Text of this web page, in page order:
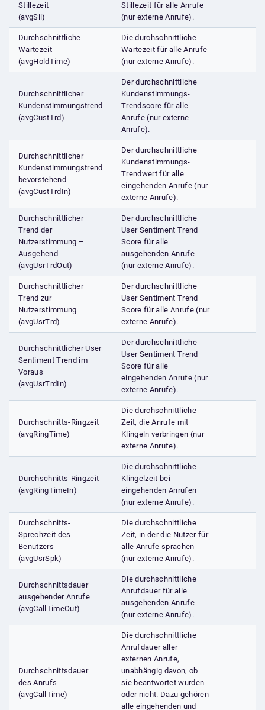
Stillezeit
(avgSil)
Stillezeit für alle Anrufe
(nur externe Anrufe).
Durchschnittliche
Wartezeit
(avgHoldTime)
Die durchschnittliche
Wartezeit für alle Anrufe
(nur externe Anrufe).
Durchschnittlicher
Kundenstimmungstrend
(avgCustTrd)
Der durchschnittliche
Kundenstimmungs-
Trendscore für alle
Anrufe (nur externe
Anrufe).
Durchschnittlicher
Kundenstimmungstrend
bevorstehend
(avgCustTrdIn)
Der durchschnittliche
Kundenstimmungs-
Trendwert für alle
eingehenden Anrufe (nur
externe Anrufe).
Durchschnittlicher
Trend der
Nutzerstimmung –
Ausgehend
(avgUsrTrdOut)
Der durchschnittliche
User Sentiment Trend
Score für alle
ausgehenden Anrufe
(nur externe Anrufe).
Durchschnittlicher
Trend zur
Nutzerstimmung
(avgUsrTrd)
Der durchschnittliche
User Sentiment Trend
Score für alle Anrufe (nur
externe Anrufe).
Durchschnittlicher User
Sentiment Trend im
Voraus
(avgUsrTrdIn)
Der durchschnittliche
User Sentiment Trend
Score für alle
eingehenden Anrufe (nur
externe Anrufe).
Durchschnitts-Ringzeit
(avgRingTime)
Die durchschnittliche
Zeit, die Anrufe mit
Klingeln verbringen (nur
externe Anrufe).
Durchschnitts-Ringzeit
(avgRingTimeIn)
Die durchschnittliche
Klingelzeit bei
eingehenden Anrufen
(nur externe Anrufe).
Durchschnitts-
Sprechzeit des
Benutzers
(avgUsrSpk)
Die durchschnittliche
Zeit, in der die Nutzer für
alle Anrufe sprachen
(nur externe Anrufe).
Durchschnittsdauer
ausgehender Anrufe
(avgCallTimeOut)
Die durchschnittliche
Anrufdauer für alle
ausgehenden Anrufe
(nur externe Anrufe).
Durchschnittsdauer
des Anrufs
(avgCallTime)
Die durchschnittliche
Anrufdauer aller
externen Anrufe,
unabhängig davon, ob
sie beantwortet wurden
oder nicht. Dazu gehören
alle eingehenden und